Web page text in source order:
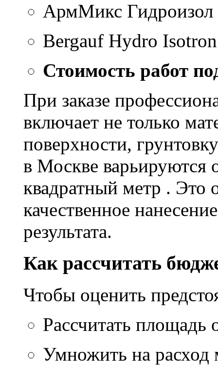
АрмМикс
Bergauf Hydro
Стоимость работ
При заказе
включает не только
поверхности,
в Москве варьируются
квадратный метр . Это
качественное
результата.
Как рассчитать
Чтобы оценить
Рассчитать площадь
Умножить на расход